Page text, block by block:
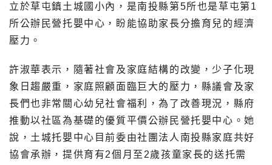
立於草屯鎮土城國小內，是南投縣第5所也是草屯第1
所公辦民營托嬰中心，盼能協助家長分擔育兒的經濟
壓力。
許淑華表示，隨著社會及家庭結構的改變，少子化現
象日趨嚴重，家庭照顧面臨巨大的壓力，縣議會及家
長們也非常關心幼兒社會福利，為了改善現況，縣府
推動以社區為基礎的優質平價公辦民營托嬰中心。她
說，土城托嬰中心目前委由社團法人南投縣家庭共好
協會承辦，提供育有2個月至2歲孩童家長的送托需